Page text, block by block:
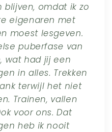
omdat ik zo
eigenaren met
moest lesgeven.
puberfase van
wat had jij een
in alles. Trekken
terwijl het niet
Trainen, vallen
voor ons. Dat
heb ik nooit